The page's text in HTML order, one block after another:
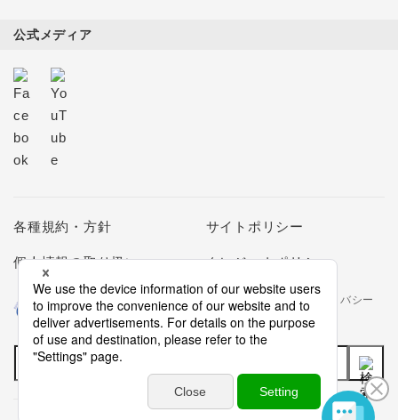
公式メディア
各種規約・方針 サイトポリシー
個人情報の取り扱い クレジットポリシー
当社は個人情報の取扱いを適切に行う企業としてプライバシー
マークの使用を認められた認定業者です。